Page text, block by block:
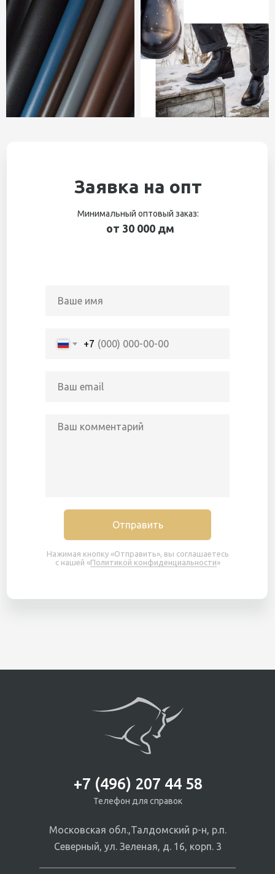
+7
Отправить
Нажимая кнопку «Отправить», вы соглашаетесь
с нашей «Политикой конфиденциальности»
Минимальный оптовый заказ:
от 30 000 дм
Заявка на опт
Московская обл.,Талдомский р-н, р.п.
Северный, ул. Зеленая, д. 16, корп. 3
+7 (496) 207 44 58
Телефон для справок